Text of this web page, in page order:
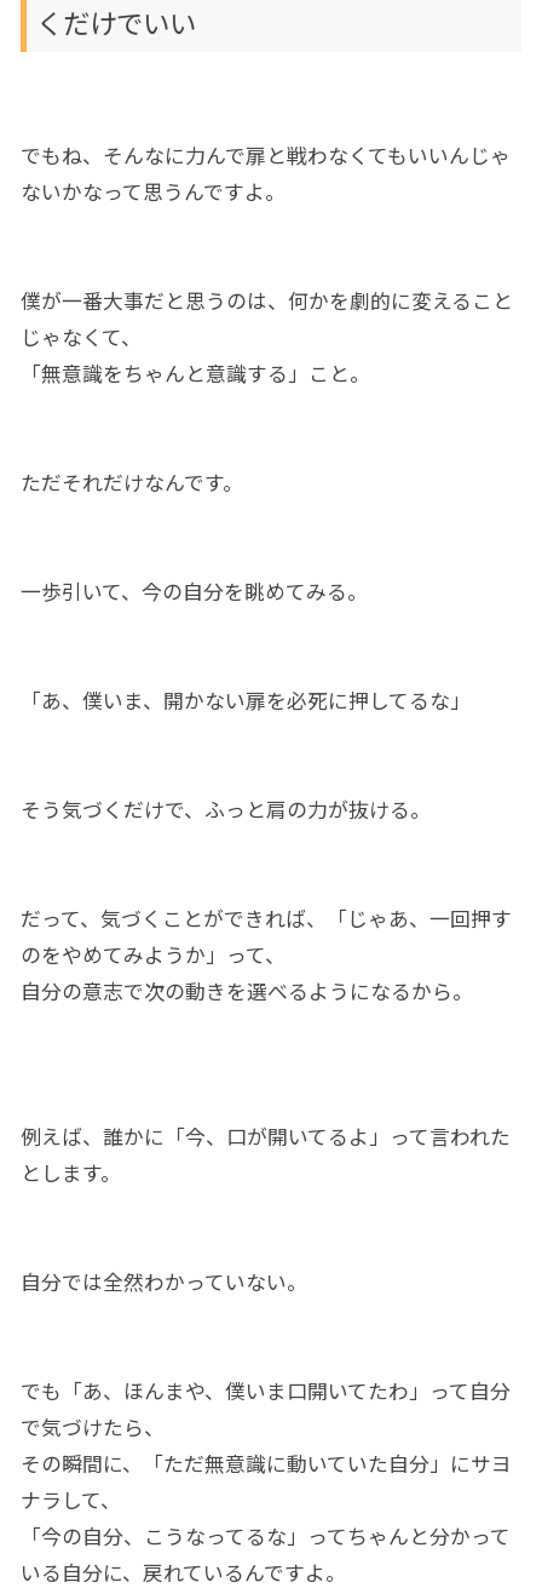
くだけでいい
でもね、そんなに力んで扉と戦わなくてもいいんじゃ
ないかなって思うんですよ。
僕が一番大事だと思うのは、何かを劇的に変えること
じゃなくて、
「無意識をちゃんと意識する」こと。
ただそれだけなんです。
一歩引いて、今の自分を眺めてみる。
「あ、僕いま、開かない扉を必死に押してるな」
そう気づくだけで、ふっと肩の力が抜ける。
だって、気づくことができれば、「じゃあ、一回押す
のをやめてみようか」って、
自分の意志で次の動きを選べるようになるから。
例えば、誰かに「今、口が開いてるよ」って言われた
とします。
自分では全然わかっていない。
でも「あ、ほんまや、僕いま口開いてたわ」って自分
で気づけたら、
その瞬間に、「ただ無意識に動いていた自分」にサヨ
ナラして、
「今の自分、こうなってるな」ってちゃんと分かって
いる自分に、戻れているんですよ。